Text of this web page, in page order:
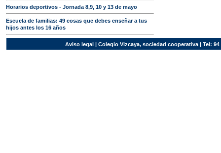
Horarios deportivos - Jornada 8,9, 10 y 13 de mayo
Escuela de familias: 49 cosas que debes enseñar a tus
hijos antes los 16 años
Aviso legal| Colegio Vizcaya, sociedad cooperativa | Tel: 94